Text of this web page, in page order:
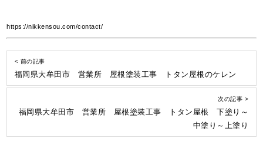
https://nikkensou.com/contact/
< 前の記事
福岡県大牟田市 営業所 屋根塗装工事 トタン屋根のケレン
次の記事 >
福岡県大牟田市 営業所 屋根塗装工事 トタン屋根 下塗り～
中塗り～上塗り